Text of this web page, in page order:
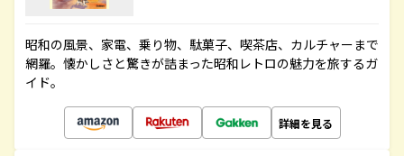
昭和の風景、家電、乗り物、駄菓子、喫茶店、カルチャーまで
網羅。懐かしさと驚きが詰まった昭和レトロの魅力を旅するガ
イド。
詳細を見る